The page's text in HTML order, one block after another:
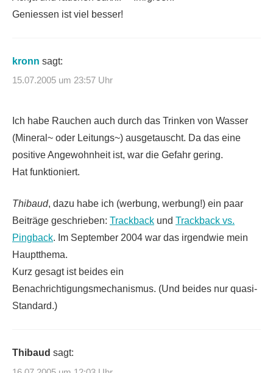
Geniessen ist viel besser!
kronn sagt:
15.07.2005 um 23:57 Uhr
Ich habe Rauchen auch durch das Trinken von Wasser
(Mineral~ oder Leitungs~) ausgetauscht. Da das eine
positive Angewohnheit ist, war die Gefahr gering.
Hat funktioniert.
Thibaud, dazu habe ich (werbung, werbung!) ein paar
Beiträge geschrieben: Trackback und Trackback vs.
Pingback. Im September 2004 war das irgendwie mein
Hauptthema.
Kurz gesagt ist beides ein
Benachrichtigungsmechanismus. (Und beides nur quasi-
Standard.)
Thibaud sagt: